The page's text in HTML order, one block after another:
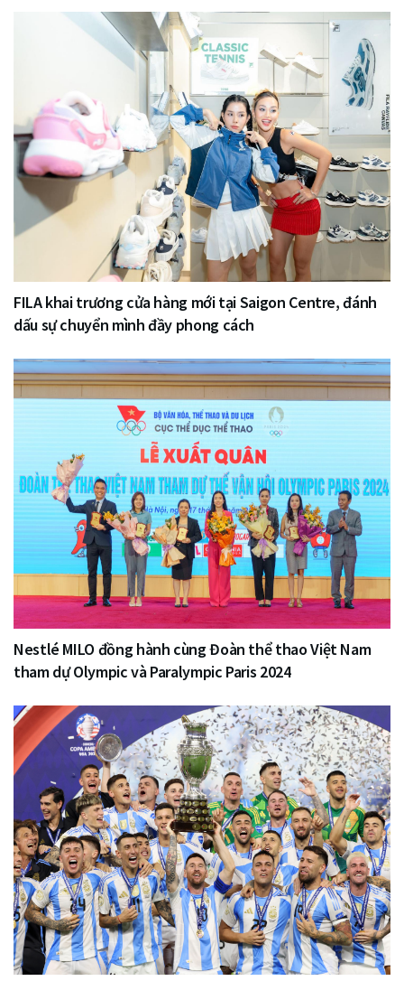
FILA khai trương cửa hàng mới tại Saigon Centre, đánh
dấu sự chuyển mình đầy phong cách
Nestlé MILO đồng hành cùng Đoàn thể thao Việt Nam
tham dự Olympic và Paralympic Paris 2024